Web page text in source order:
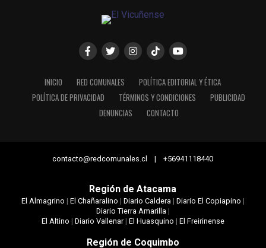
INICIO RED COMUNALES
POLÍTICA EDITORIAL Y ÉTICA
POLÍTICA DE PRIVACIDAD
TÉRMINOS Y CONDICIONES
PUBLICIDAD
DENUNCIAS
CONTACTO
contacto@redcomunales.cl | +56941118440
Región de Atacama
El Almagrino | El Chañaralino | Diario Caldera| Diario El Copiapino |
Diario Tierra Amarilla|
El Altino | Diario Vallenar| El Huasquino | El Freirinense
Región de Coquimbo